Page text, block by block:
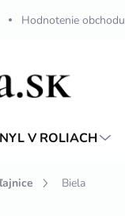
Hodnotenie obchodu
V ROLIACH
Biela